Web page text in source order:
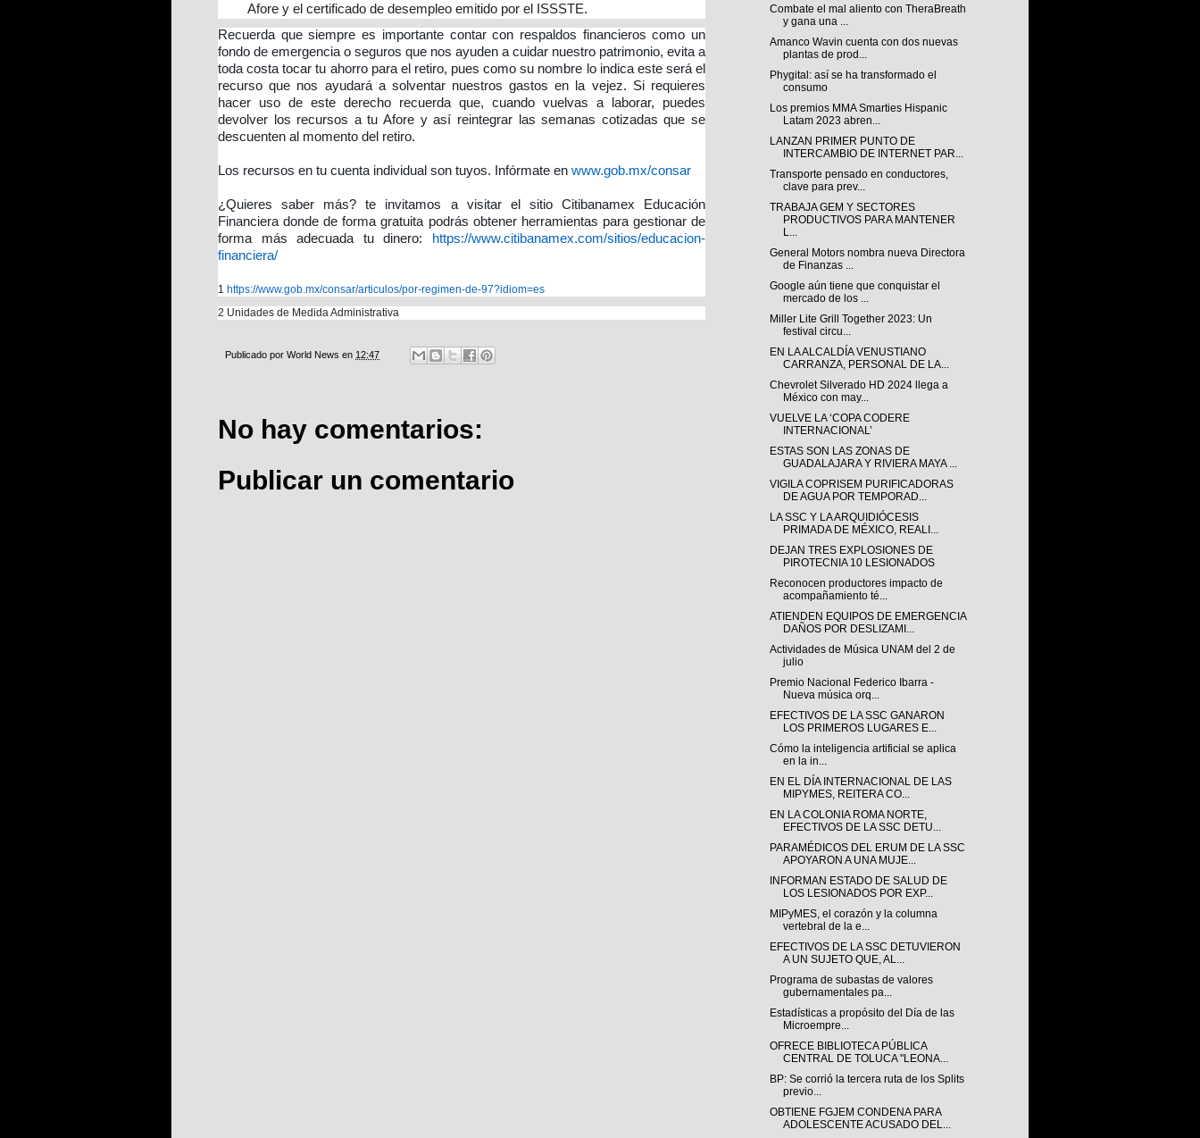
Afore y el certificado de desempleo emitido por el ISSSTE.
Recuerda que siempre es importante contar con respaldos financieros como un
fondo de emergencia o seguros que nos ayuden a cuidar nuestro patrimonio, evita a
toda costa tocar tu ahorro para el retiro, pues como su nombre lo indica este será el
recurso que nos ayudará a solventar nuestros gastos en la vejez. Si requieres
hacer uso de este derecho recuerda que, cuando vuelvas a laborar, puedes
devolver los recursos a tu Afore y así reintegrar las semanas cotizadas que se
descuenten al momento del retiro.
Los recursos en tu cuenta individual son tuyos. Infórmate en www.gob.mx/consar
¿Quieres saber más? te invitamos a visitar el sitio Citibanamex Educación
Financiera donde de forma gratuita podrás obtener herramientas para gestionar de
forma más adecuada tu dinero:
https://www.citibanamex.com/sitios/educacion-
financiera/
1 https://www.gob.mx/consar/articulos/por-regimen-de-97?idiom=es
2 Unidades de Medida Administrativa
Publicado por World News en 12:47
No hay comentarios:
Publicar un comentario
Combate el mal aliento con TheraBreath
y gana una ...
Amanco Wavin cuenta con dos nuevas
plantas de prod...
Phygital: así se ha transformado el
consumo
Los premios MMA Smarties Hispanic
Latam 2023 abren...
LANZAN PRIMER PUNTO DE
INTERCAMBIO DE INTERNET PAR...
Transporte pensado en conductores,
clave para prev...
TRABAJA GEM Y SECTORES
PRODUCTIVOS PARA MANTENER
L...
General Motors nombra nueva Directora
de Finanzas ...
Google aún tiene que conquistar el
mercado de los ...
Miller Lite Grill Together 2023: Un
festival circu...
EN LA ALCALDÍA VENUSTIANO
CARRANZA, PERSONAL DE LA...
Chevrolet Silverado HD 2024 llega a
México con may...
VUELVE LA ‘COPA CODERE
INTERNACIONAL’
ESTAS SON LAS ZONAS DE
GUADALAJARA Y RIVIERA MAYA ...
VIGILA COPRISEM PURIFICADORAS
DE AGUA POR TEMPORAD...
LA SSC Y LA ARQUIDIÓCESIS
PRIMADA DE MÉXICO, REALI...
DEJAN TRES EXPLOSIONES DE
PIROTECNIA 10 LESIONADOS
Reconocen productores impacto de
acompañamiento té...
ATIENDEN EQUIPOS DE EMERGENCIA
DAÑOS POR DESLIZAMI...
Actividades de Música UNAM del 2 de
julio
Premio Nacional Federico Ibarra -
Nueva música orq...
EFECTIVOS DE LA SSC GANARON
LOS PRIMEROS LUGARES E...
Cómo la inteligencia artificial se aplica
en la in...
EN EL DÍA INTERNACIONAL DE LAS
MIPYMES, REITERA CO...
EN LA COLONIA ROMA NORTE,
EFECTIVOS DE LA SSC DETU...
PARAMÉDICOS DEL ERUM DE LA SSC
APOYARON A UNA MUJE...
INFORMAN ESTADO DE SALUD DE
LOS LESIONADOS POR EXP...
MIPyMES, el corazón y la columna
vertebral de la e...
EFECTIVOS DE LA SSC DETUVIERON
A UN SUJETO QUE, AL...
Programa de subastas de valores
gubernamentales pa...
Estadísticas a propósito del Día de las
Microempre...
OFRECE BIBLIOTECA PÚBLICA
CENTRAL DE TOLUCA "LEONA...
BP: Se corrió la tercera ruta de los Splits
previo...
OBTIENE FGJEM CONDENA PARA
ADOLESCENTE ACUSADO DEL...